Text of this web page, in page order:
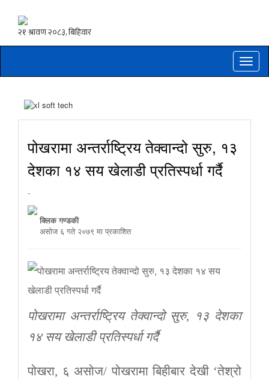
Toggle
पोखरामा अन्तर्राष्ट्रिय तेक्वान्दो सुरु, १३
देशका १४ सय खेलाडी प्रतिस्पर्धा गर्दै
-
क्लिक गण्डकी
असाेज ६ गते २०७९ मा प्रकाशित
पोखरामा अन्तर्राष्ट्रिय तेक्वान्दो सुरु, १३ देशका
१४ सय खेलाडी प्रतिस्पर्धा गर्दै
पोखरा, ६ असोज/ पोखरामा बिहीबार देखी ‘तेश्रो